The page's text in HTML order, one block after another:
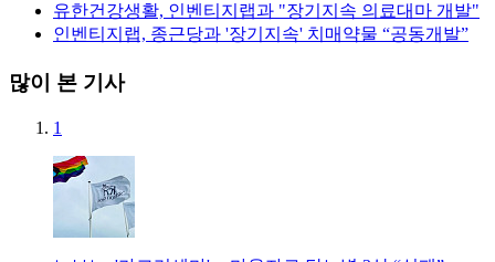
유한건강생활, 인벤티지랩과 "장기지속 의료대마 개발"
인벤티지랩, 종근당과 '장기지속' 치매약물 “공동개발”
많이 본 기사
1